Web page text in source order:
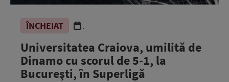
ÎNCHEIAT .
Universitatea Craiova, umilită de
Dinamo cu scorul de 5-1, la
Bucureşti, în Superligă